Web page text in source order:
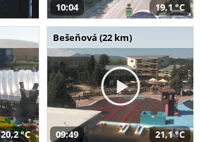
10:04 19,1 °C
20,2 °C
Bešeňová (22 km)
09:49 21,1 °C